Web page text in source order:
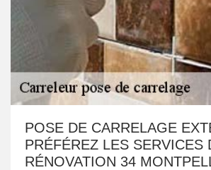
POSE DE CARRELAGE
PRÉFÉREZ LES SERVICES
RÉNOVATION 34